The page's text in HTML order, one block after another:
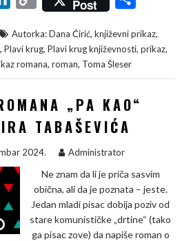
n
k
e
d
I
p
y
L
n
Post
a
e
Autorka: Dana Ćirić, književni prikaz,
, Plavi krug, Plavi krug književnosti, prikaz,
romana, roman, Toma Šleser
„PA KAO“
TABAŠEVIĆA
2024. Administrator
Ne znam da li je priča sasvim
obična, ali da je poznata – jeste.
Jedan mladi pisac dobija poziv od
stare komunističke „drtine“ (tako
ga pisac zove) da napiše roman o